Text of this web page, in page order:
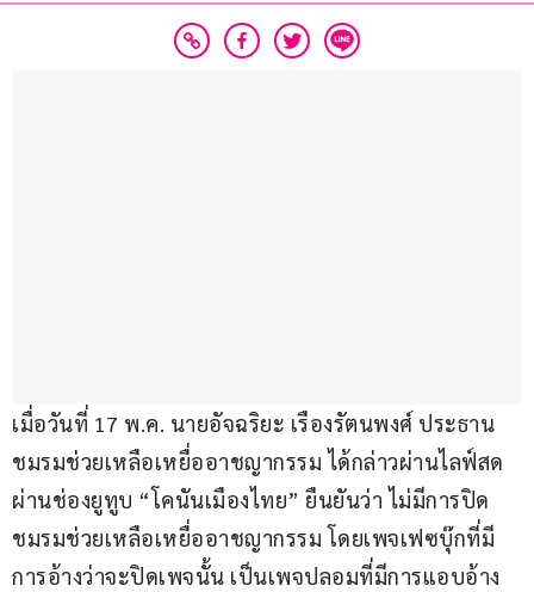
เมื่อวันที่ 17 พ.ค. นายอัจฉริยะ เรืองรัตนพงศ์ ประธาน
ชมรมช่วยเหลือเหยื่ออาชญากรรม ได้กล่าวผ่านไลฟ์สด
ผ่านช่องยูทูบ “โคนันเมืองไทย” ยืนยันว่า ไม่มีการปิด
ชมรมช่วยเหลือเหยื่ออาชญากรรม โดยเพจเฟซบุ๊กที่มี
การอ้างว่าจะปิดเพจนั้น เป็นเพจปลอมที่มีการแอบอ้าง